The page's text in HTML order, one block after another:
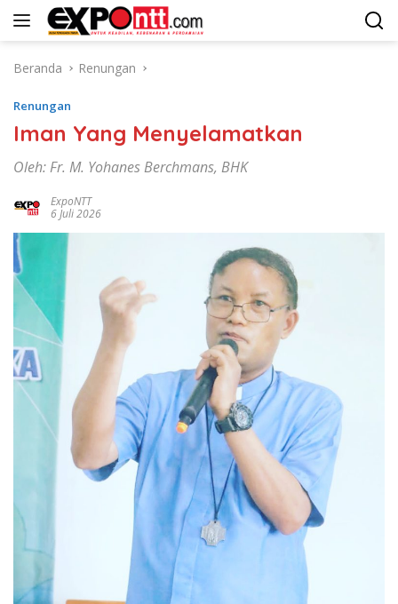
Langsung
Beranda
Renungan
Renungan
Iman Yang Menyelamatkan
Oleh: Fr. M. Yohanes Berchmans, BHK
ExpoNTT
6 Juli 2026